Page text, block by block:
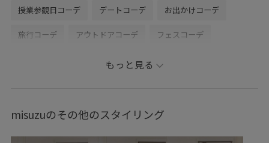
授業参観日コーデ デートコーデ お出かけコーデ
旅行コーデ アウトドアコーデ フェスコーデ
女子会コーデ 雨の日コーデ
ワントーンコーデ モノトーンコーデ
もっと見る
misuzuのその他のスタイリング